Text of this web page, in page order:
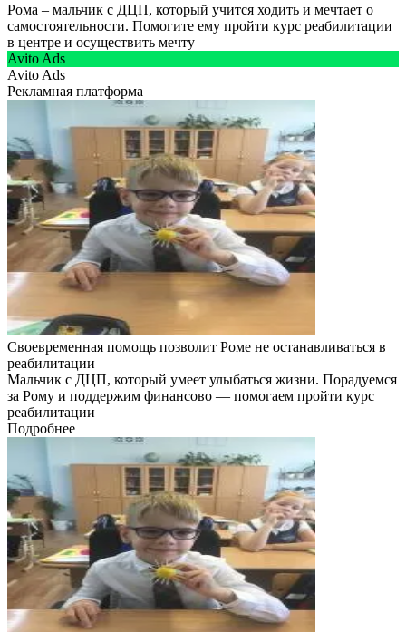
Рома – мальчик с ДЦП, который учится ходить и мечтает о
самостоятельности. Помогите ему пройти курс реабилитации
в центре и осуществить мечту
Avito Ads
Avito Ads
Рекламная платформа
Своевременная помощь позволит Роме не останавливаться в
реабилитации
Мальчик с ДЦП, который умеет улыбаться жизни. Порадуемся
за Рому и поддержим финансово — помогаем пройти курс
реабилитации
Подробнее